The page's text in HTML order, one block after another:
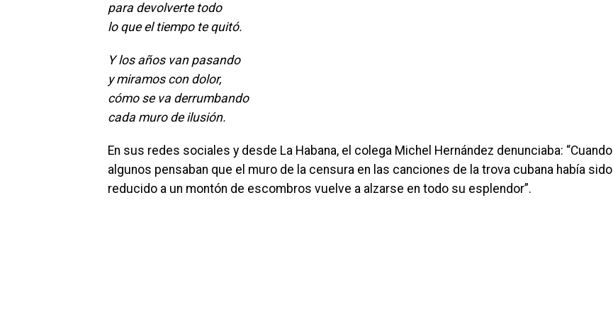
para devolverte todo
lo que el tiempo te quitó.
Y los años van pasando
y miramos con dolor,
cómo se va derrumbando
cada muro de ilusión.
En sus redes sociales y desde La Habana, el colega Michel Hernández denunciaba: “Cuando
algunos pensaban que el muro de la censura en las canciones de la trova cubana había sido
reducido a un montón de escombros vuelve a alzarse en todo su esplendor”.